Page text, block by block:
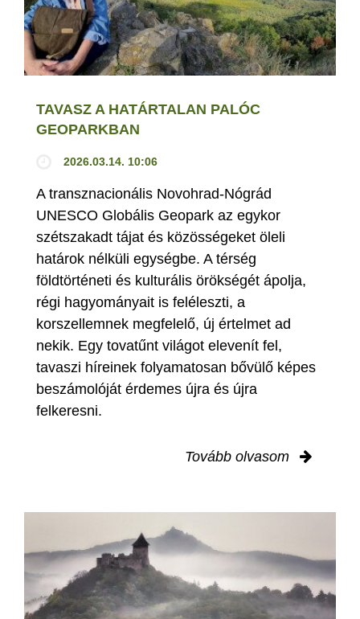
TAVASZ A HATÁRTALAN PALÓC
GEOPARKBAN
2026.03.14. 10:06
A transznacionális Novohrad-Nógrád
UNESCO Globális Geopark az egykor
szétszakadt tájat és közösségeket öleli
határok nélküli egységbe. A térség
földtörténeti és kulturális örökségét ápolja,
régi hagyományait is feléleszti, a
korszellemnek megfelelő, új értelmet ad
nekik. Egy tovatűnt világot elevenít fel,
tavaszi híreinek folyamatosan bővülő képes
beszámolóját érdemes újra és újra
felkeresni.
Tovább olvasom